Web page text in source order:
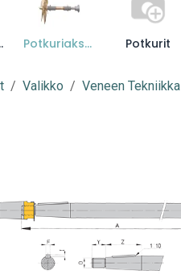
Potkuriakselit Potkurit
Valikko Veneen Tekniikka